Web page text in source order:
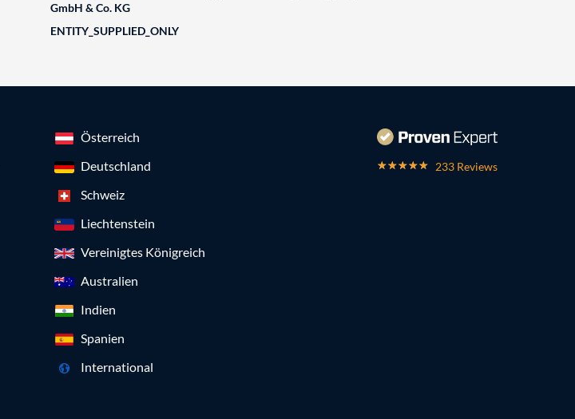
GmbH & Co. KG
ENTITY_SUPPLIED_ONLY
Österreich
Deutschland
Schweiz
Liechtenstein
Vereinigtes Königreich
Australien
Indien
Spanien
International
233 Reviews